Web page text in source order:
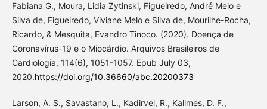
Fabiana G., Moura, Lidia Zytinski, Figueiredo, André Melo e
Silva de, Figueiredo, Viviane Melo e Silva de, Mourilhe-Rocha,
Ricardo, & Mesquita, Evandro Tinoco. (2020). Doença de
Coronavírus-19 e o Miocárdio. Arquivos Brasileiros de
Cardiologia, 114(6), 1051-1057. Epub July 03,
2020.https://doi.org/10.36660/abc.20200373
Larson, A. S., Savastano, L., Kadirvel, R., Kallmes, D. F.,